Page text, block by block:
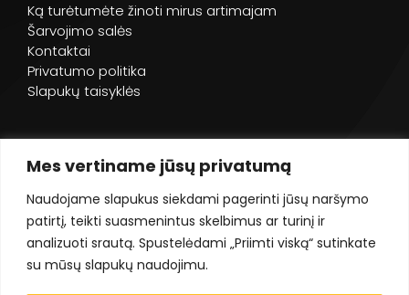
Mes vertiname jūsų privatumą
Naudojame slapukus siekdami pagerinti jūsų naršymo
patirtį, teikti suasmenintus skelbimus ar turinį ir
analizuoti srautą. Spustelėdami „Priimti viską“ sutinkate
su mūsų slapukų naudojimu.
Ką turėtumėte žinoti mirus artimajam
Šarvojimo salės
Kontaktai
Privatumo politika
Slapukų taisyklės
©UAB Dorovalė- 2023. Visos teisės saugomos